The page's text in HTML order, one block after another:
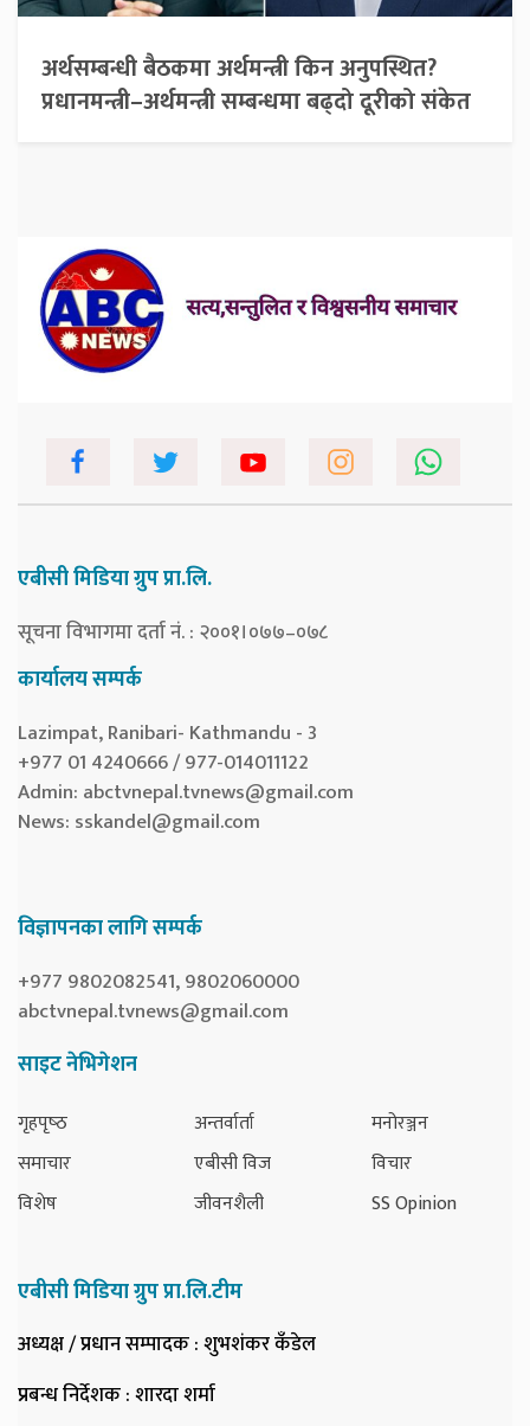
अर्थसम्बन्धी बैठकमा अर्थमन्त्री किन अनुपस्थित?
प्रधानमन्त्री–अर्थमन्त्री सम्बन्धमा बढ्दो दूरीको संकेत
एबीसी मिडिया ग्रुप प्रा.लि.
सूचना विभागमा दर्ता नं. : २००१।०७७–०७८
कार्यालय सम्पर्क
Lazimpat, Ranibari- Kathmandu - 3
+977 01 4240666 / 977-014011122
Admin: abctvnepal.tvnews@gmail.com
News: sskandel@gmail.com
विज्ञापनका लागि सम्पर्क
+977 9802082541, 9802060000
abctvnepal.tvnews@gmail.com
साइट नेभिगेशन
गृहपृष्‍ठ
समाचार
विशेष
अन्तर्वार्ता
एबीसी विज
जीवनशैली
मनोरञ्जन
विचार
SS Opinion
एबीसी मिडिया ग्रुप प्रा.लि.टीम
अध्यक्ष / प्रधान सम्पादक: शुभशंकर कँडेल
प्रबन्ध निर्देशक: शारदा शर्मा